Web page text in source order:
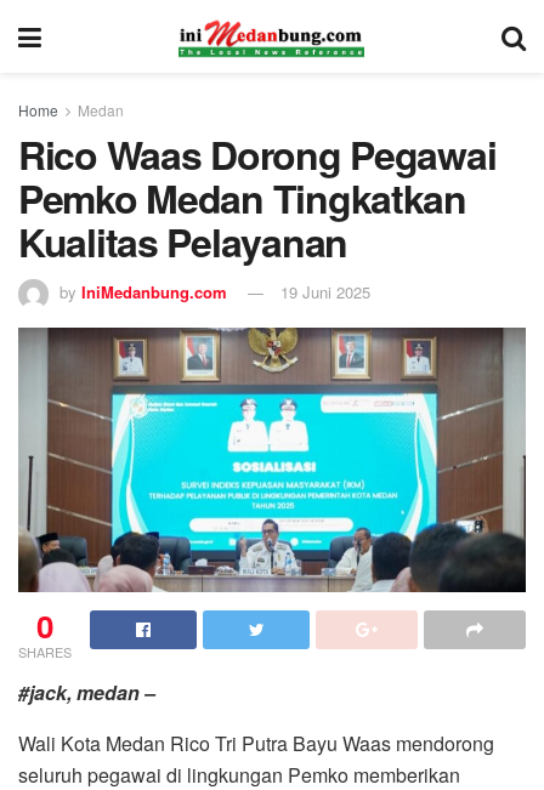
Home Medan
Rico Waas Dorong Pegawai
Pemko Medan Tingkatkan
Kualitas Pelayanan
by IniMedanbung.com 19 Juni 2025
0
SHARES
#jack, medan –
Wali Kota Medan Rico Tri Putra Bayu Waas mendorong
seluruh pegawai di lingkungan Pemko memberikan